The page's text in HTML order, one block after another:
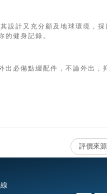
計又充分顧及地球環境，採
健身記錄。
必備點綴配件，不論外出，